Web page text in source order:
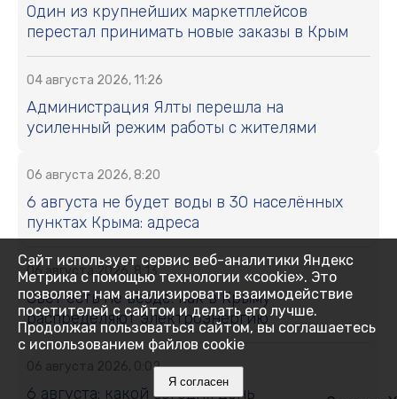
Один из крупнейших маркетплейсов
перестал принимать новые заказы в Крым
04 августа 2026, 11:26
Администрация Ялты перешла на
усиленный режим работы с жителями
06 августа 2026, 8:20
6 августа не будет воды в 30 населённых
пунктах Крыма: адреса
06 августа 2026, 8:13
Свет есть не везде: как в Крыму
распределяют электроэнергию
06 августа 2026, 0:02
6 августа: какой сегодня день
Сайт использует сервис веб-аналитики Яндекс
Метрика с помощью технологии «cookie». Это
позволяет нам анализировать взаимодействие
посетителей с сайтом и делать его лучше.
Продолжая пользоваться сайтом, вы соглашаетесь
с использованием файлов cookie
Я согласен